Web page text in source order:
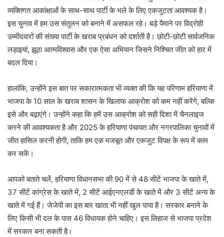
व्यक्तिगत आकांक्षाओं के साथ-साथ पार्टी के भले के लिए एकजुटता आवश्यक है।
इस चुनाव में हम उस संतुलन को बनाने में असफल रहे। बड़े पैमाने पर विद्रोही
उम्मीदवारों की संख्या पार्टी के खराब प्रबंधन को दर्शाती है। छोटी-छोटी सार्वजनिक
लड़ाइयां, झूठा आत्मविश्वास और एक ऐसा अभियान ज‍िसने निश्चित जीत को हार में
बदल दिया।
हालांकि, उन्होंने इस बात पर सकारात्मकता भी व्यक्त की कि यह परिणाम हरियाणा में
भाजपा के 10 साल के खराब शासन के खिलाफ आक्रोश को कम नहीं करेंगे, बल्कि
इसे और बढ़ाएंगे। उन्होंने कहा कि हमें उस आक्रोश को सही दिशा में चैनलाइज
करने की आवश्यकता है और 2025 के हरियाणा पंचायत और नगरपालिका चुनावों में
जीत हासिल करनी होगी, ताकि हम एक मजबूत और एकजुट विपक्ष के रूप में काम
कर सकें।
आपको बताते चलें, हरियाणा व‍िधानसभा की 90 में से 48 सीटें भाजपा के खाते में,
37 सीटें कांग्रेस के खाते में, 2 सीटें आईएनएलडी के खाते में और 3 सीटें अन्य के
खाते में गई हैं। जेजेपी का इस बार खाता भी नहीं खुल पाया है। सरकार बनाने के
लिए किसी भी दल के पास 46 विधायक होने चाहिए। इस लिहाज से भाजपा प्रदेश
में सरकार बना सकती है।